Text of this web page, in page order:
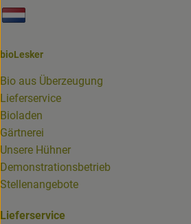
bioLesker
Bio aus Überzeugung
Lieferservice
Bioladen
Gärtnerei
Unsere Hühner
Demonstrationsbetrieb
Stellenangebote
Lieferservice